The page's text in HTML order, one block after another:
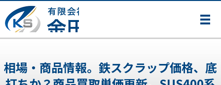
メ
相場・商品情報。鉄スクラップ価格、底